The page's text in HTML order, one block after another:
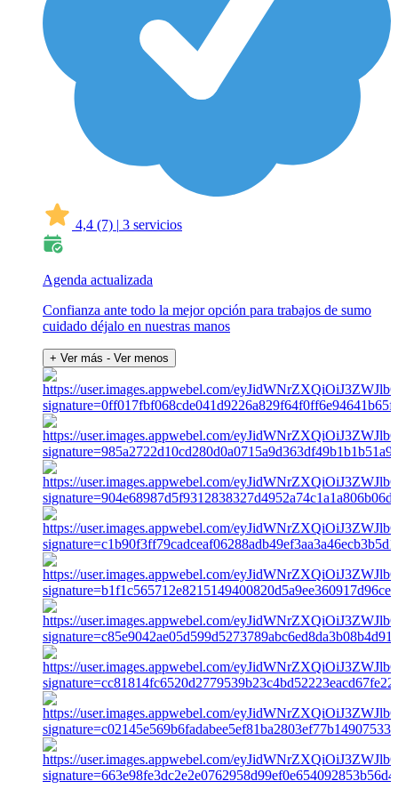
4,4 (7) | 3 servicios
Agenda actualizada
Confianza ante todo la mejor opción para trabajos de sumo
cuidado déjalo en nuestras manos
+ Ver más - Ver menos